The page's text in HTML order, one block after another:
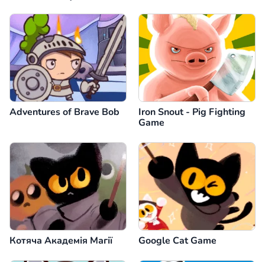
Adventures of Brave Bob
Iron Snout - Pig Fighting
Game
Котяча Академія Магії Google Cat Game